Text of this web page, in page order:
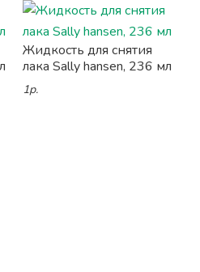
Жидкость для снятия
лака Sally hansen, 236 мл
1р.